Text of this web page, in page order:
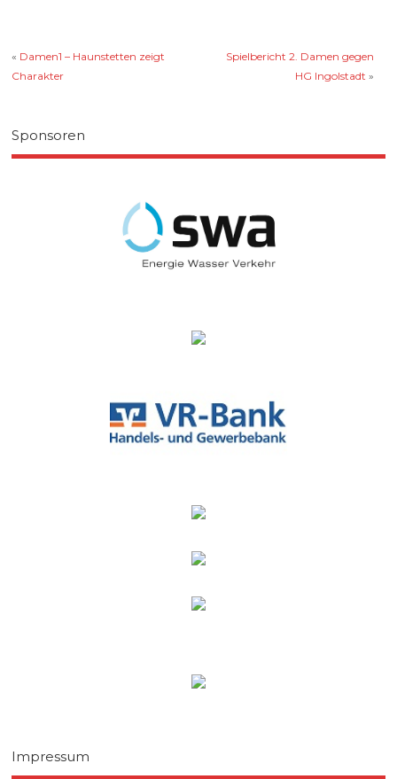
« Damen1 – Haunstetten zeigt
Charakter
Spielbericht 2. Damen gegen
HG Ingolstadt »
Sponsoren
Impressum